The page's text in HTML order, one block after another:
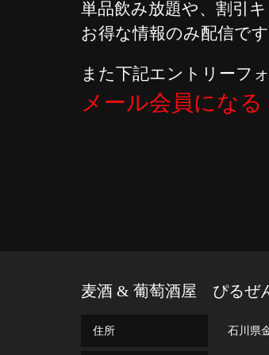
単品飲み放題や、割引
お得な情報のみ配信で
また下記エントリーフ
メール会員になる
麦酒 & 葡萄酒屋 ぴるぜ
住所 石川県